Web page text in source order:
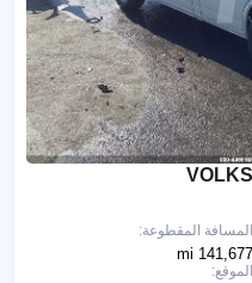
المسافة المقطوعة:
141,677 mi
الموقع: